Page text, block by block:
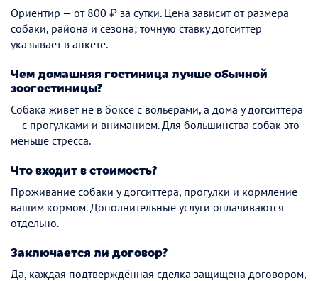
Ориентир — от 800 ₽ за сутки. Цена зависит от размера
собаки, района и сезона; точную ставку догситтер
указывает в анкете.
Чем домашняя гостиница лучше обычной
зоогостиницы?
Собака живёт не в боксе с вольерами, а дома у догситтера
— с прогулками и вниманием. Для большинства собак это
меньше стресса.
Что входит в стоимость?
Проживание собаки у догситтера, прогулки и кормление
вашим кормом. Дополнительные услуги оплачиваются
отдельно.
Заключается ли договор?
Да, каждая подтверждённая сделка защищена договором,